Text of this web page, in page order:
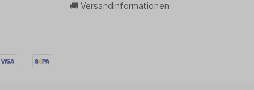
🚚 Versandinformationen